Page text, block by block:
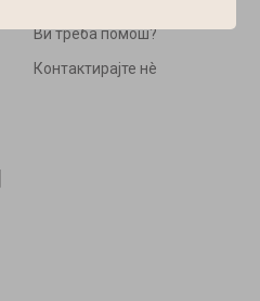
Ви треба помош?
Контактирајте нè